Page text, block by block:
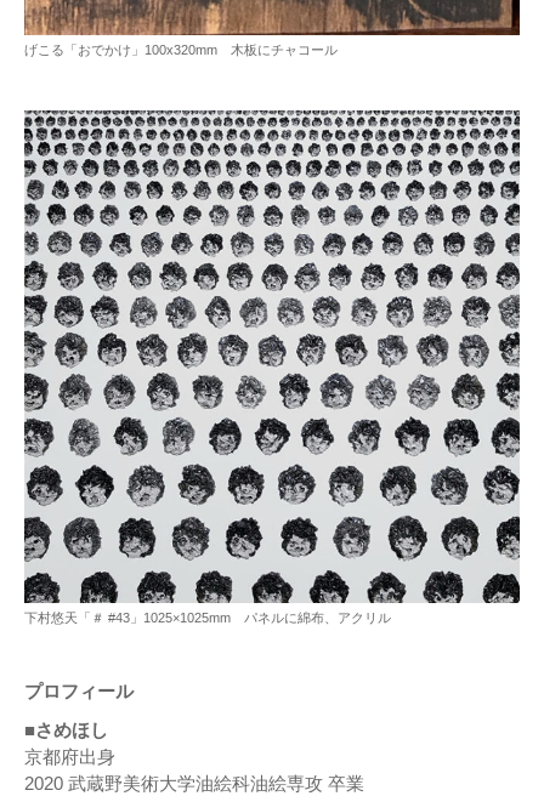
げこる「おでかけ」100x320mm 木板にチャコール
下村悠天「＃ #43」1025×1025mm パネルに綿布、アクリル
プロフィール
■さめほし
京都府出身
2020 武蔵野美術大学油絵科油絵専攻 卒業